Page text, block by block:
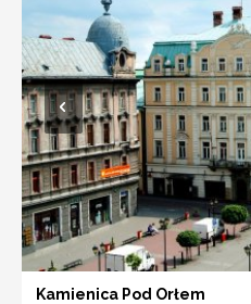
Kamienica Pod Orłem